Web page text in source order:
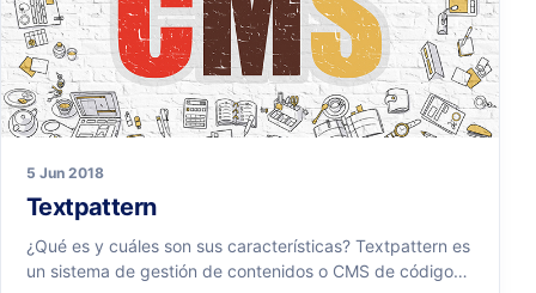
5 Jun 2018
Textpattern
¿Qué es y cuáles son sus características? Textpattern es
un sistema de gestión de contenidos o CMS de código…